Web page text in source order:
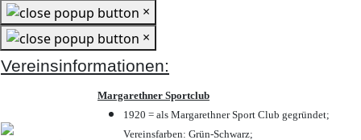
×
×
Vereinsinformationen:
Margarethner Sportclub
1920 = als Margarethner Sport Club gegründet;
Vereinsfarben: Grün-Schwarz;